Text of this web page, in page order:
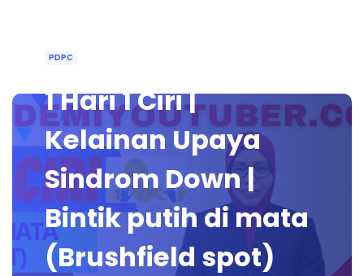
PDPC
1 Hari 1 Ciri |
Kelainan Upaya
Sindrom Down |
Bintik putih di mata
(Brushfield spot)